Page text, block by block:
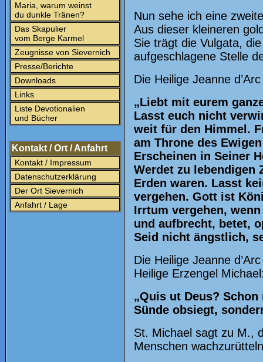
Maria, warum weinst
du dunkle Tränen?
Das Skapulier
vom Berge Karmel
Zeugnisse von Sievernich
Presse/Berichte
Downloads
Links
Liste Devotionalien
und Bücher
Kontakt / Ort / Anfahrt
Kontakt / Impressum
Datenschutzerklärung
Der Ort Sievernich
Anfahrt / Lage
Nun sehe ich eine
Aus dieser kleineren
Sie trägt die Vulgata,
aufgeschlagene Stelle
Die Heilige Jeanne
„Liebt mit eurem
Lasst euch nicht
weit für den Himmel.
am Throne des
Erscheinen in Seiner
Werdet zu lebendigen
Erden waren. Lasst
vergehen. Gott ist
Irrtum vergehen,
und aufbrecht, betet,
Seid nicht ängstlich,
Die Heilige Jeanne
Heilige Erzengel
„Quis ut Deus?
Sünde obsiegt,
St. Michael sagt zu M.,
Menschen